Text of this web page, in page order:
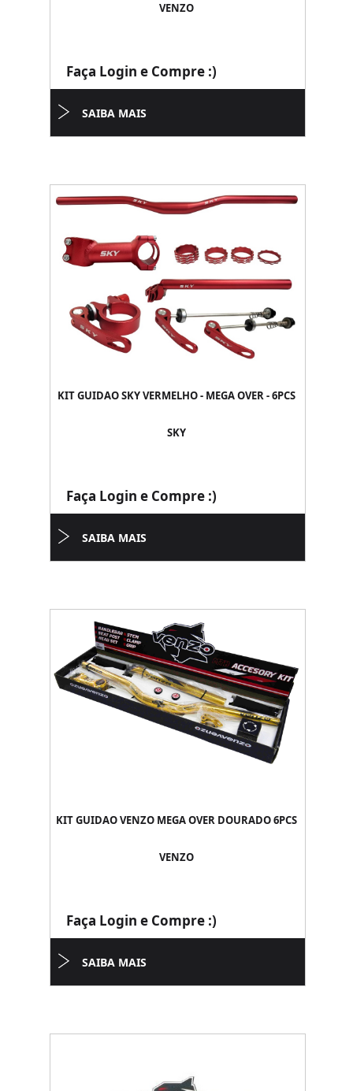
VENZO
Faça Login e Compre :)
SAIBA MAIS
KIT GUIDAO SKY VERMELHO - MEGA OVER - 6PCS
SKY
Faça Login e Compre :)
SAIBA MAIS
KIT GUIDAO VENZO MEGA OVER DOURADO 6PCS
VENZO
Faça Login e Compre :)
SAIBA MAIS